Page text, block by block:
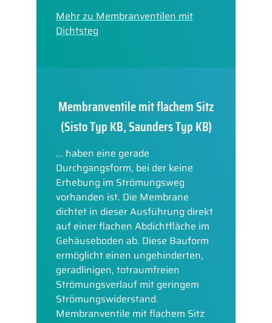
Mehr zu Membranventilen mit
Dichtsteg
Membranventile mit flachem Sitz
(Sisto Typ KB, Saunders Typ KB)
... haben eine gerade
Durchgangsform, bei der keine
Erhebung im Strömungsweg
vorhanden ist. Die Membrane
dichtet in dieser Ausführung direkt
auf einer flachen Abdichtfläche im
Gehäuseboden ab. Diese Bauform
ermöglicht einen ungehinderten,
geradlinigen, totraumfreien
Strömungsverlauf mit geringem
Strömungswiderstand.
Membranventile mit flachem Sitz